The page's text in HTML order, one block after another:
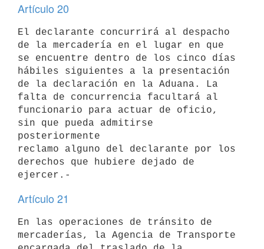
Artículo 20
El declarante concurrirá al despacho
de la mercadería en el lugar en que
se encuentre dentro de los cinco días
hábiles siguientes a la presentación
de la declaración en la Aduana. La
falta de concurrencia facultará al
funcionario para actuar de oficio,
sin que pueda admitirse
posteriormente
reclamo alguno del declarante por los
derechos que hubiere dejado de
Artículo 21
En las operaciones de tránsito de
mercaderías, la Agencia de Transporte